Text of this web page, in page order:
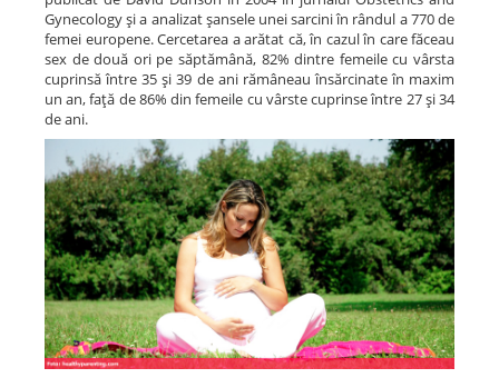
Gynecology şi a analizat şansele unei sarcini în rândul a 770 de
femei europene.Cercetarea a arătat că, în cazul în care făceau
sex de două ori pe săptămână, 82% dintre femeile cu vârsta
cuprinsă între 35 şi 39 de ani rămâneau însărcinate în maxim
un an, faţă de 86% din femeile cu vârste cuprinse între 27 şi 34
de ani.